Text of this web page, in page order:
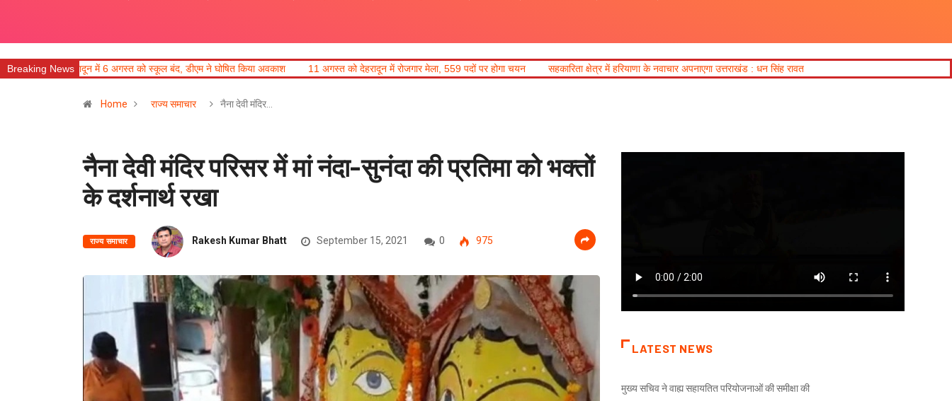
Breaking News
में 6 अगस्त को स्कूल बंद, डीएम ने घोषित किया अवकाश 11 अगस्त को देहरादून में रोजगार मेला, 559 पदों पर होगा चयन सहकारिता क्षेत्र में हरियाणा के नवाचार अपनाएगा उत्तराखंड : धन सिंह रावत
Home राज्य समाचार नैना देवी मंदिर…
नैना देवी मंदिर परिसर में मां नंदा-सुनंदा की प्रतिमा को भक्तों
के दर्शनार्थ रखा
राज्य समाचार Rakesh Kumar Bhatt September 15, 2021 0 975
LATEST NEWS
मुख्य सचिव ने वाह्य सहायतित परियोजनाओं की समीक्षा की